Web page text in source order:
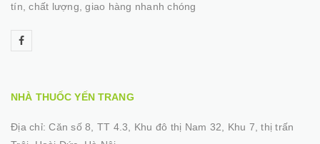
tín, chất lượng, giao hàng nhanh chóng
NHÀ THUỐC YẾN TRANG
Địa chỉ:Căn số 8, TT 4.3, Khu đô thị Nam 32, Khu 7, thị trấn